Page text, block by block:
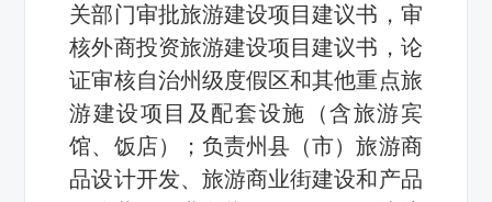
关部门审批旅游建设项目建议书，审
核外商投资旅游建设项目建议书，论
证审核自治州级度假区和其他重点旅
游建设项目及配套设施（含旅游宾
馆、饭店）；负责州县（市）旅游商
品设计开发、旅游商业街建设和产品